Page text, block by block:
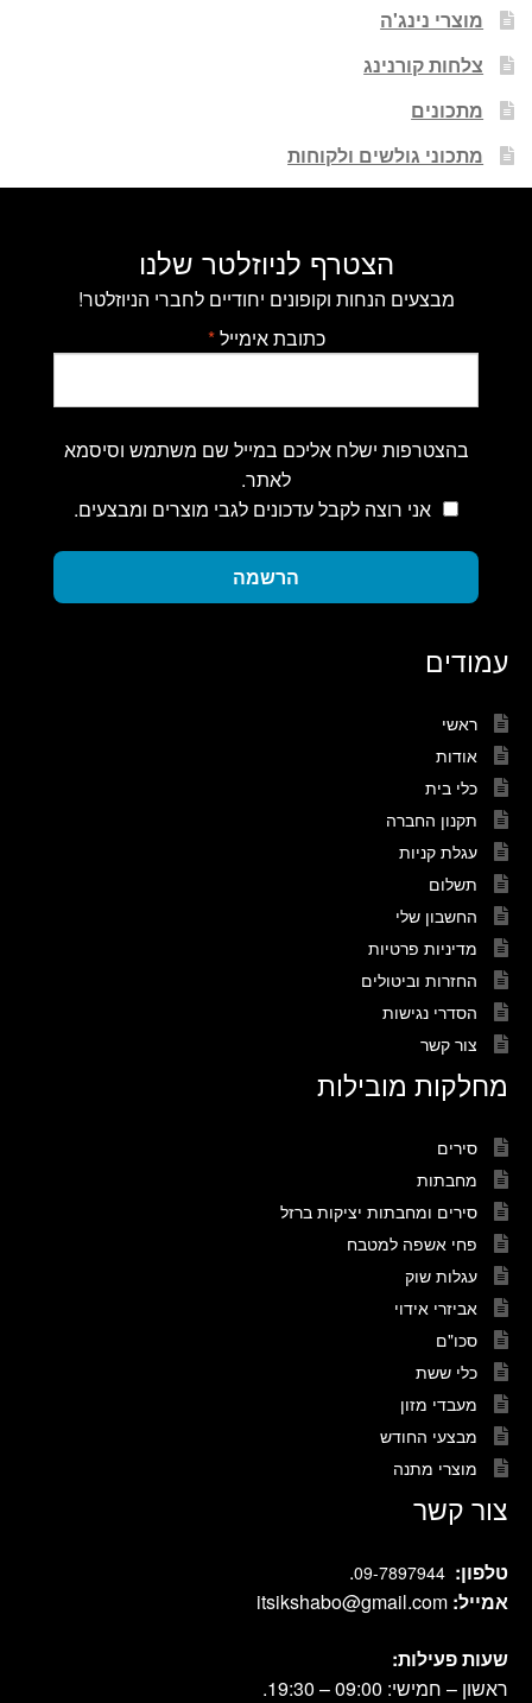
מוצרי נינג'ה
צלחות קורנינג
מתכונים
מתכוני גולשים ולקוחות
הצטרף לניוזלטר שלנו
מבצעים הנחות וקופונים יחודיים לחברי הניוזלטר!
כתובת אימייל*
בהצטרפות ישלח אליכם במייל שם משתמש וסיסמא
לאתר.
אני רוצה לקבל עדכונים לגבי מוצרים ומבצעים.
הרשמה
עמודים
ראשי
אודות
כלי בית
תקנון החברה
עגלת קניות
תשלום
החשבון שלי
מדיניות פרטיות
החזרות וביטולים
הסדרי נגישות
צור קשר
מחלקות מובילות
סירים
מחבתות
סירים ומחבתות יציקות ברזל
פחי אשפה למטבח
עגלות שוק
אביזרי אידוי
סכו"ם
כלי ששת
מעבדי מזון
מבצעי החודש
מוצרי מתנה
צור קשר
טלפון: 09-7897944
.
אמייל: itsikshabo@gmail.com
שעות פעילות:
ראשון – חמישי: 09:00 – 19:30.